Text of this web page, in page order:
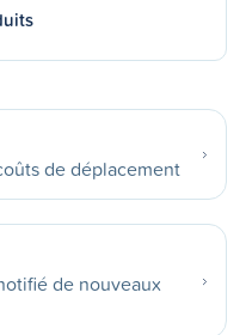
de déplacement
de nouveaux